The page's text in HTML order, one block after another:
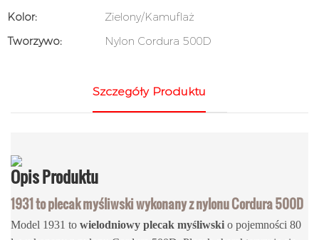
Kolor:
Zielony/Kamuflaż
Tworzywo:
Nylon Cordura 500D
Szczegóły Produktu
OpisProduktu
1931 to plecak myśliwski wykonany z nylonu Cordura 500D
Model 1931 to wielodniowy plecak myśliwski o pojemności 80